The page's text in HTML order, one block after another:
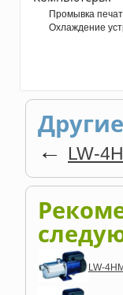
Промывка
Охлаждение
← LW-
LW-